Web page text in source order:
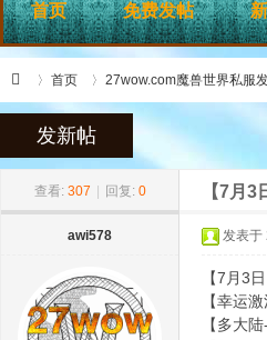
首页 免费发帖
首页 27wow.com魔兽世界私服
发新帖
查看: 307 回复: 0 【7月
awi578 发表于
【7月3
【幸运
【多大